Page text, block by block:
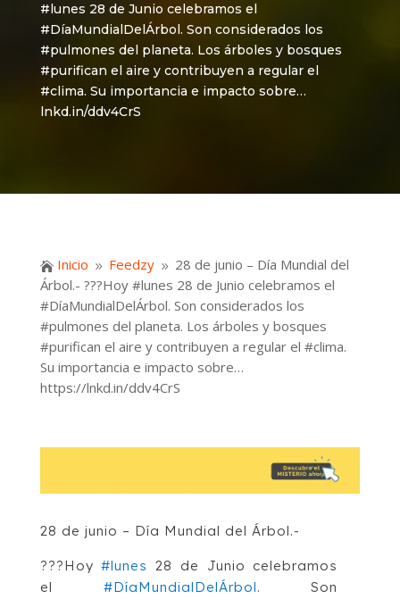
#lunes 28 de Junio celebramos el
#DíaMundialDelÁrbol. Son considerados los
#pulmones del planeta. Los árboles y bosques
#purifican el aire y contribuyen a regular el
#clima. Su importancia e impacto sobre…
lnkd.in/ddv4CrS
 Inicio 9 Feedzy 9 28 de junio – Día Mundial del
Árbol.- ???Hoy #lunes 28 de Junio celebramos el
#DíaMundialDelÁrbol. Son considerados los
#pulmones del planeta. Los árboles y bosques
#purifican el aire y contribuyen a regular el #clima.
Su importancia e impacto sobre…
https://lnkd.in/ddv4CrS
28 de junio – Día Mundial del Árbol.-
???Hoy#lunes 28 de Junio celebramos
el #DíaMundialDelÁrbol. Son